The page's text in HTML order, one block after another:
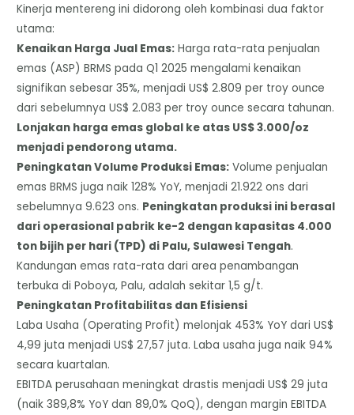
​Kinerja mentereng ini didorong oleh kombinasi dua faktor
utama:
Kenaikan Harga Jual Emas: Harga rata-rata penjualan
emas (ASP) BRMS pada Q1 2025 mengalami kenaikan
signifikan sebesar 35%, menjadi US$ 2.809 per troy ounce
dari sebelumnya US$ 2.083 per troy ounce secara tahunan.
Lonjakan harga emas global ke atas US$ 3.000/oz
menjadi pendorong utama.
​Peningkatan Volume Produksi Emas: Volume penjualan
emas BRMS juga naik 128% YoY, menjadi 21.922 ons dari
sebelumnya 9.623 ons. Peningkatan produksi ini berasal
dari operasional pabrik ke-2 dengan kapasitas 4.000
ton bijih per hari (TPD) di Palu, Sulawesi Tengah.
Kandungan emas rata-rata dari area penambangan
terbuka di Poboya, Palu, adalah sekitar 1,5 g/t.
​Peningkatan Profitabilitas dan Efisiensi
​Laba Usaha (Operating Profit) melonjak 453% YoY dari US$
4,99 juta menjadi US$ 27,57 juta. Laba usaha juga naik 94%
secara kuartalan.
​EBITDA perusahaan meningkat drastis menjadi US$ 29 juta
(naik 389,8% YoY dan 89,0% QoQ), dengan margin EBITDA